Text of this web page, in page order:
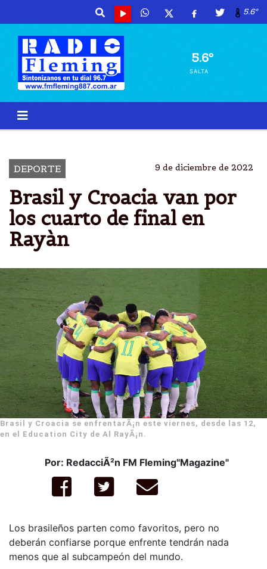
5.6º
5.6º
SALTA
DEPORTE 9 de diciembre de 2022
Brasil y Croacia van por
los cuarto de final en
Rayàn
Brasil y Croacia se enfrentarÃ¡n este viernes, desde las 12,
en el Education City de Al RayÃ¡n.
Por: RedacciÃ²n FM Fleming"Magazine"
Los brasileños parten como favoritos, pero no
deberán confiarse porque enfrente tendrán nada
menos que al subcampeón del mundo.